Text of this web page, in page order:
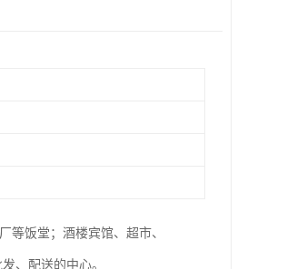
等饭堂；酒楼宾馆、超市、
、配送的中心。